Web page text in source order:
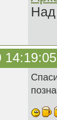
14:19:05